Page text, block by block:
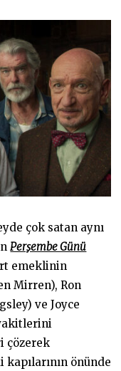
çok satan aynı
Perşembe Günü
emeklinin
Mirren), Ron
ve Joyce
çözerek
önünde